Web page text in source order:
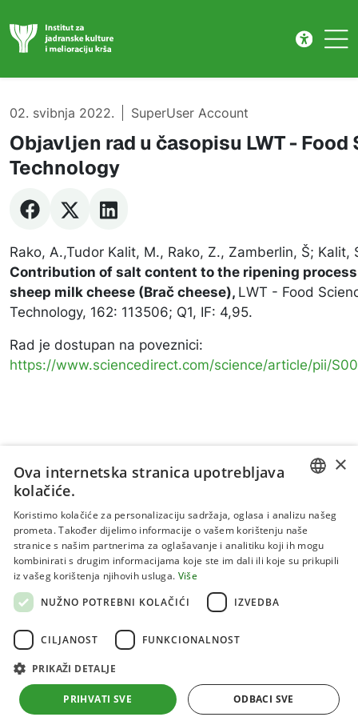
02. svibnja 2022. SuperUser Account
Objavljen rad u časopisu LWT - Food
Technology
Rako, A.,Tudor Kalit, M., Rako, Z., Zamberlin, Š; Kalit,
Contribution of salt content to the ripening
sheep milk cheese (Brač cheese), LWT - Food
Technology, 162: 113506; Q1, IF: 4,95.
Rad je dostupan na poveznici:
https://www.sciencedirect.com/science/article/pii/
Uvjeti korištenja
Politika privatnosti
Kolačići
melioraciju krša
ENGLISH
×
Ova internetska stranica upotrebljava
kolačiće.
Koristimo kolačiće za personalizaciju sadržaja, oglasa i analizu našeg
prometa. Također dijelimo informacije o vašem korištenju naše
stranice s našim partnerima za oglašavanje i analitiku koji ih mogu
kombinirati s drugim informacijama koje ste im dali ili koje su prikupili
iz vašeg korištenja njihovih usluga. Više
NUŽNO POTREBNI KOLAČIĆI
IZVEDBA
CILJANOST FUNKCIONALNOST
PRIKAŽI DETALJE
PRIHVATI SVE ODBACI SVE